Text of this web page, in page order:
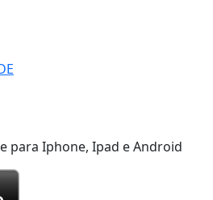
para Iphone, Ipad e Android